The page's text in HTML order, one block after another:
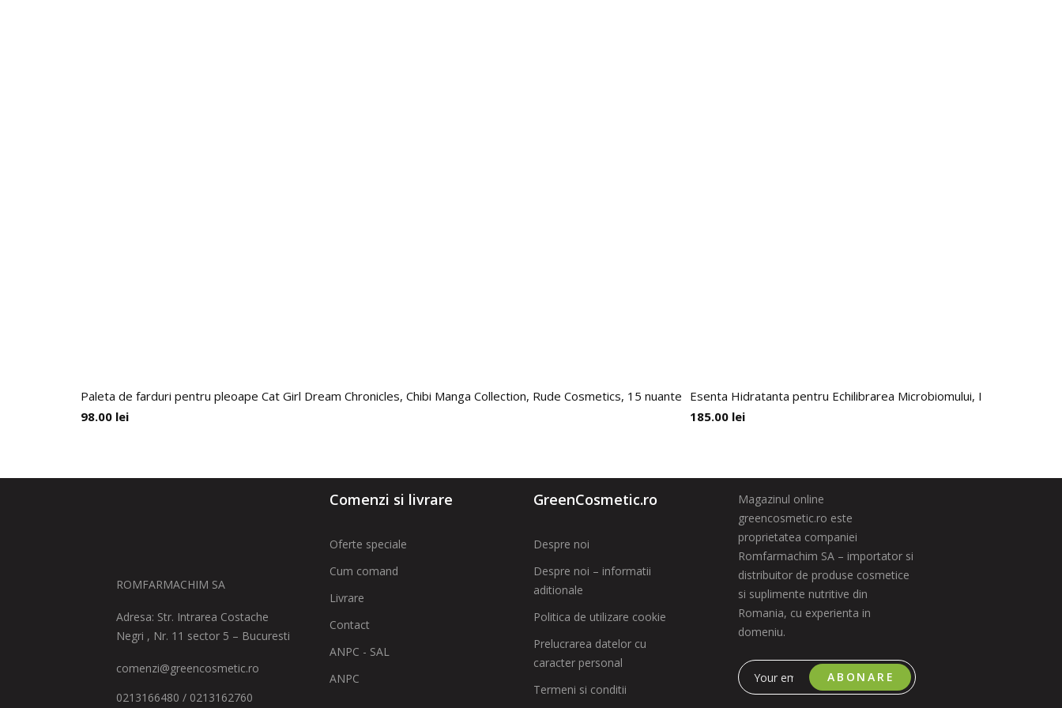
Paleta de farduri pentru pleoape Cat Girl Dream Chronicles, Chibi Manga Collection, Rude Cosmetics, 15 nuante
98.00 lei
Esenta Hidratanta pentru Echilibrarea Microbiomului, Indeed, 90 ml
185.00 lei
ROMFARMACHIM SA
Adresa: Str. Intrarea Costache
Negri , Nr. 11 sector 5 – Bucuresti
comenzi@greencosmetic.ro
0213166480 / 0213162760
Comenzi si livrare
Oferte speciale
Cum comand
Livrare
Contact
ANPC - SAL
ANPC
GreenCosmetic.ro
Despre noi
Despre noi – informatii
aditionale
Politica de utilizare cookie
Prelucrarea datelor cu
caracter personal
Termeni si conditii
Magazinul online
greencosmetic.ro este
proprietatea companiei
Romfarmachim SA – importator si
distribuitor de produse cosmetice
si suplimente nutritive din
Romania, cu experienta in
domeniu.
ABONARE